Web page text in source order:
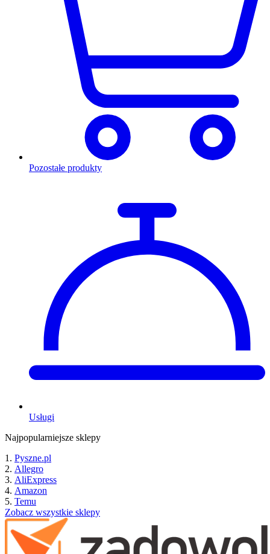
Pozostałe produkty
Usługi
Najpopularniejsze sklepy
Pyszne.pl
Allegro
AliExpress
Amazon
Temu
Zobacz wszystkie sklepy